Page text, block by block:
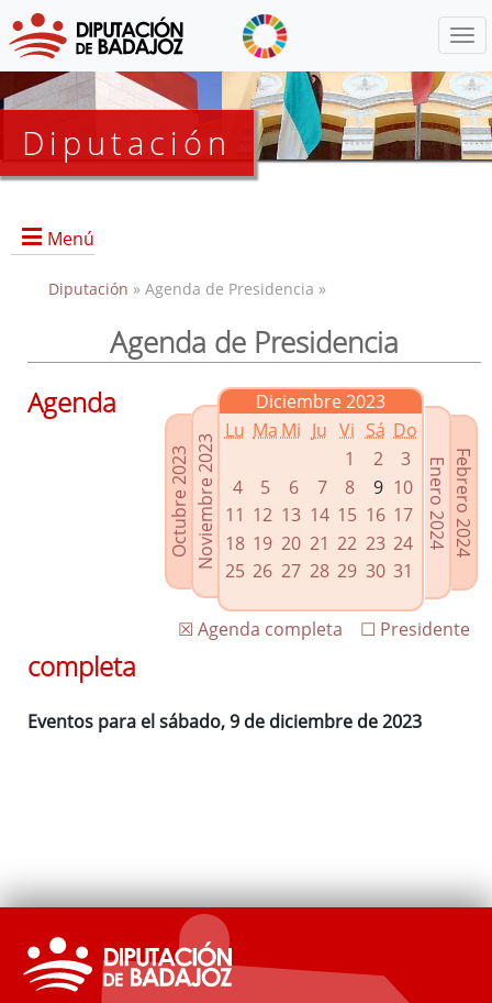
Diputación
Menú
Presidencia
Grupos Políticos
Enlaces relacionados
Agenda de Presidencia
Plenos provinciales y Juntas de gobierno
Oficina de Proyectos Europeos
Diputación » Agenda de Presidencia »
Agenda de Presidencia
Octubre 2023Noviembre 2023
Diciembre 2023
Lu Ma Mi Ju Vi Sá Do
1
2
3
4
5 6 7 8 9 10
11 12 13 14 15 16 17
18 19 20 21 22 23 24
25 26 27 28 29 30 31
Febrero 2024
Enero 2024
☐ Presidente
☒ Agenda completa
Agenda
completa
Eventos para el sábado, 9 de diciembre de 2023